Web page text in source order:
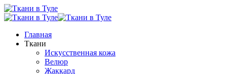
Главная
Ткани
Искусственная кожа
Велюр
Жаккард